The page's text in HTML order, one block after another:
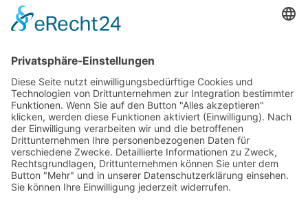
Allianz Travel Reiseversicherung (nur für
Österreich)
Impressum Datenschutz AGB Sitemap